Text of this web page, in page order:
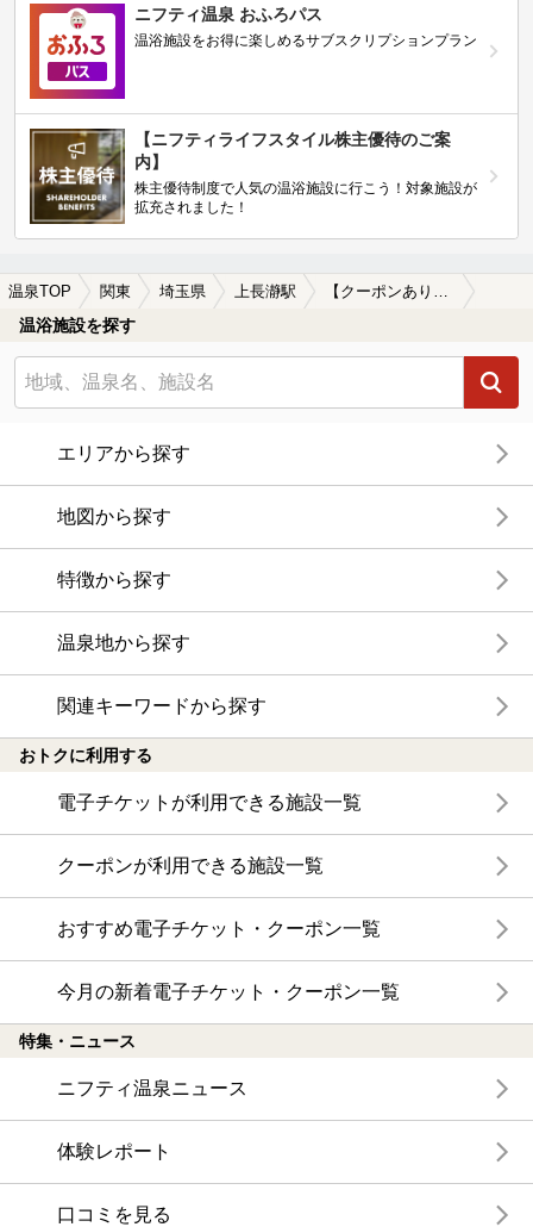
ニフティ温泉 おふろパス
温浴施設をお得に楽しめるサブスクリプションプラン
【ニフティライフスタイル株主優待のご案
内】
株主優待制度で人気の温浴施設に行こう！対象施設が
拡充されました！
温泉TOP 関東 埼玉県 上長瀞駅 【クーポンあり】切り傷に効能がある上長瀞駅近くの温泉、日帰り温泉、スーパー銭湯おすすめ
温浴施設を探す
エリアから探す
地図から探す
特徴から探す
温泉地から探す
関連キーワードから探す
おトクに利用する
電子チケットが利用できる施設一覧
クーポンが利用できる施設一覧
おすすめ電子チケット・クーポン一覧
今月の新着電子チケット・クーポン一覧
特集・ニュース
ニフティ温泉ニュース
体験レポート
口コミを見る